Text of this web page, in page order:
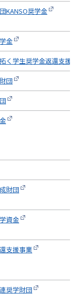
KANSO奨学金
金
く学生奨学金返還支援
団
財団
資金
支援事業
奨学財団